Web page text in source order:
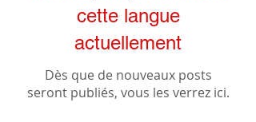
cette langue
actuellement
Dès que de nouveaux posts
seront publiés, vous les verrez ici.